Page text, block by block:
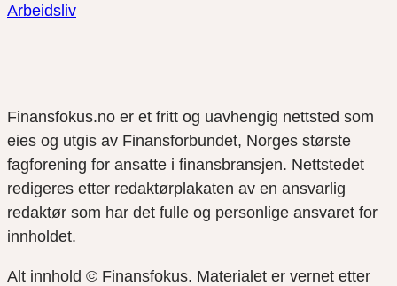
Arbeidsliv
Finansfokus.no er et fritt og uavhengig nettsted som
eies og utgis av Finansforbundet, Norges største
fagforening for ansatte i finansbransjen. Nettstedet
redigeres etter redaktørplakaten av en ansvarlig
redaktør som har det fulle og personlige ansvaret for
innholdet.
Alt innhold © Finansfokus. Materialet er vernet etter